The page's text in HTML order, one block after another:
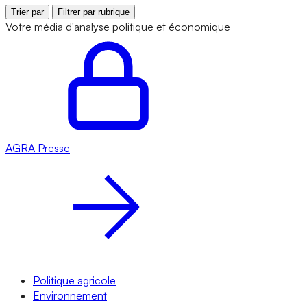
Trier par Filtrer par rubrique
Votre média d'analyse politique et économique
AGRA Presse
Politique agricole
Environnement